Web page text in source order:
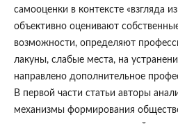
самооценки в контексте «взгляда
объективно оценивают
возможности, определяют
лакуны, слабые места, на
направлено дополнительное
В первой части статьи авторы
механизмы формирования